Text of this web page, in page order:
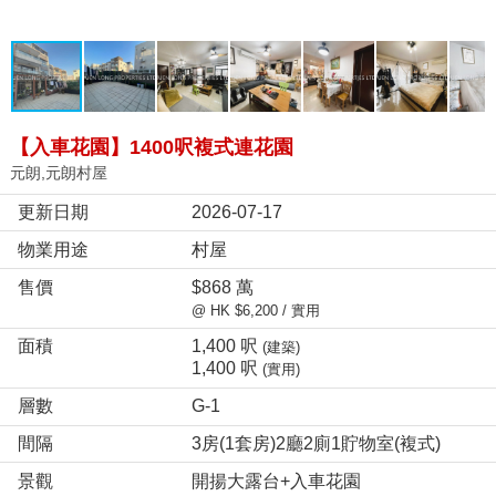
【入車花園】1400呎複式連花園
元朗,元朗村屋
更新日期
2026-07-17
物業用途
村屋
售價
$868 萬
@ HK $6,200 / 實用
面積 1,400 呎 (建築)
1,400 呎 (實用)
層數
G-1
間隔
3房(1套房)2廳2廁1貯物室(複式)
景觀
開揚大露台+入車花園